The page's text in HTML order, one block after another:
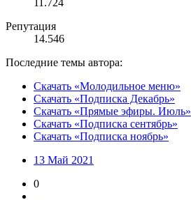
Репутация
14.546
Последние темы автора:
Скачать «Молодильное меню»
Скачать «Подписка Декабрь»
Скачать «Прямые эфиры. Июль»
Скачать «Подписка сентябрь»
Скачать «Подписка ноябрь»
13 Май 2021
0